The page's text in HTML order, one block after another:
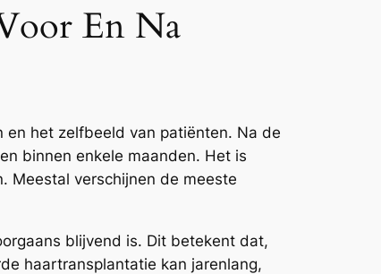
En Na
het zelfbeeld van patiënten. Na de
binnen enkele maanden. Het is
Meestal verschijnen de meeste
blijvend is. Dit betekent dat,
haartransplantatie kan jarenlang,